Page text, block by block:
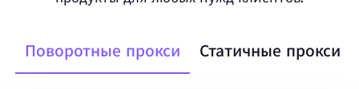
Поворотные прокси Статичные прокси